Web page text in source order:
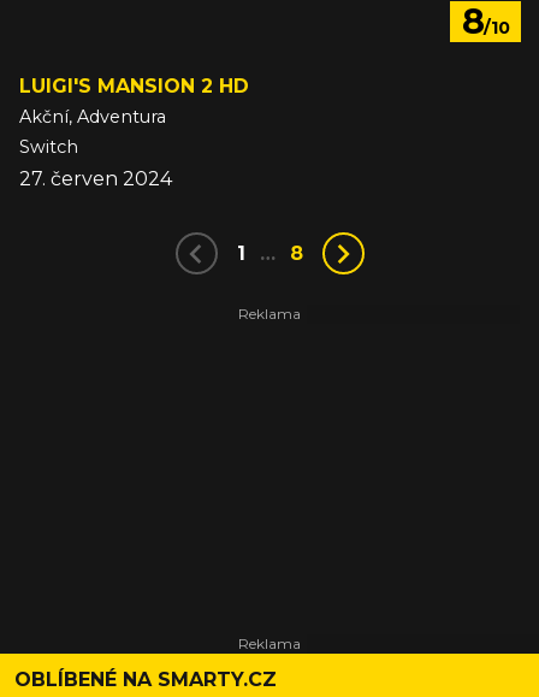
8/10
LUIGI'S MANSION 2 HD
Akční, Adventura
Switch
27. červen 2024
1 … 8
OBLÍBENÉ NA SMARTY.CZ